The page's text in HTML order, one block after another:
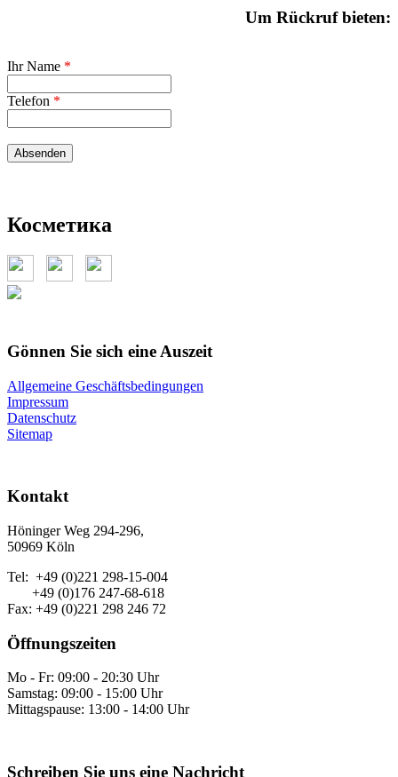
Um Rückruf bieten:
Ihr Name *
Telefon *
Косметика
Gönnen Sie sich eine Auszeit
Allgemeine Geschäftsbedingungen
Impressum
Datenschutz
Sitemap
Kontakt
Höninger Weg 294-296,
50969 Köln
Tel: +49 (0)221 298-15-004
+49 (0)176 247-68-618
Fax: +49 (0)221 298 246 72
Öffnungszeiten
Mo - Fr: 09:00 - 20:30 Uhr
Samstag: 09:00 - 15:00 Uhr
Mittagspause: 13:00 - 14:00 Uhr
Schreiben Sie uns eine Nachricht